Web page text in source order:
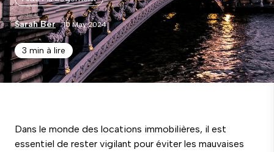
Sarah Ber 10 May 2024
3 min à lire
Dans le monde des locations immobilières, il est
essentiel de rester vigilant pour éviter les mauvaises